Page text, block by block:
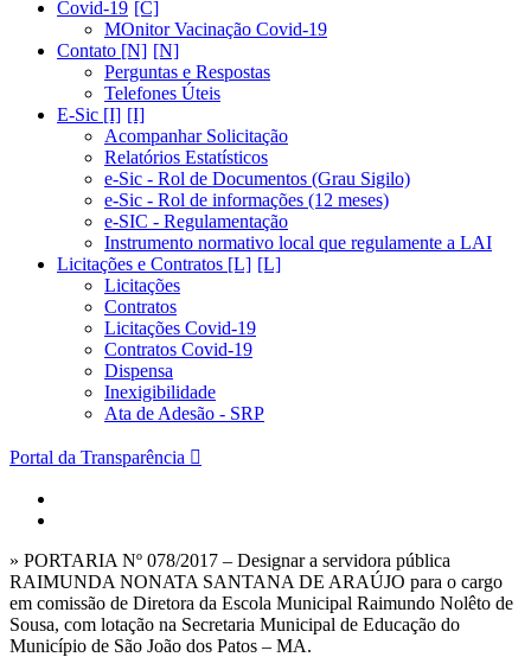
Covid-19
MOnitor Vacinação Covid-19
Contato [N]
Perguntas e Respostas
Telefones Úteis
E-Sic [I]
Acompanhar Solicitação
Relatórios Estatísticos
e-Sic - Rol de Documentos (Grau Sigilo)
e-Sic - Rol de informações (12 meses)
e-SIC - Regulamentação
Instrumento normativo local que regulamente a LAI
Licitações e Contratos [L]
Licitações
Contratos
Licitações Covid-19
Contratos Covid-19
Dispensa
Inexigibilidade
Ata de Adesão - SRP
Portal da Transparência
» PORTARIA Nº 078/2017 – Designar a servidora pública
RAIMUNDA NONATA SANTANA DE ARAÚJO para o cargo
em comissão de Diretora da Escola Municipal Raimundo Nolêto de
Sousa, com lotação na Secretaria Municipal de Educação do
Município de São João dos Patos – MA.